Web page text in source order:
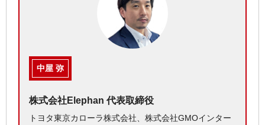
中屋 弥
株式会社Elephan 代表取締役
トヨタ東京カローラ株式会社、株式会社GMOインター